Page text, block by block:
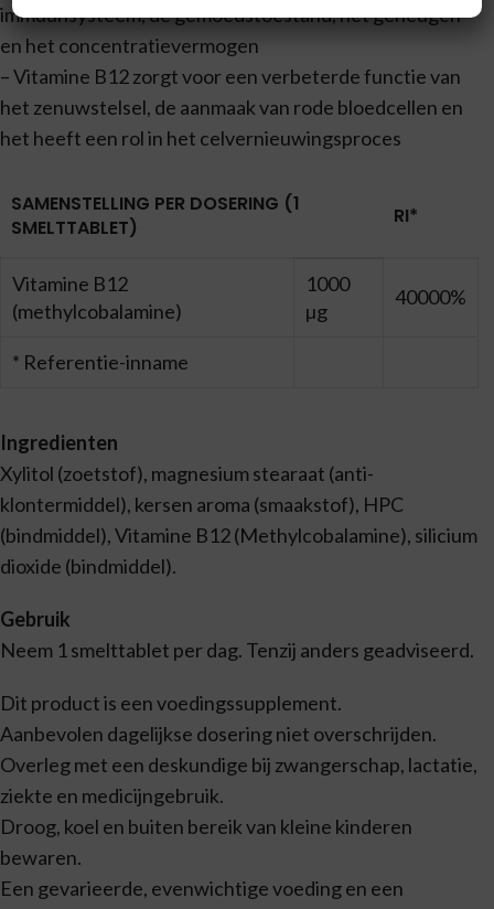
immuunsysteem, de gemoedstoestand, het geheugen
en het concentratievermogen
– Vitamine B12 zorgt voor een verbeterde functie van
het zenuwstelsel, de aanmaak van rode bloedcellen en
het heeft een rol in het celvernieuwingsproces
SAMENSTELLING PER DOSERING (1
SMELTTABLET)
RI*
Vitamine B12
(methylcobalamine)
1000
µg
40000%
* Referentie-inname
Ingredienten
Xylitol (zoetstof), magnesium stearaat (anti-
klontermiddel), kersen aroma (smaakstof), HPC
(bindmiddel), Vitamine B12 (Methylcobalamine), silicium
dioxide (bindmiddel).
Gebruik
Neem 1 smelttablet per dag. Tenzij anders geadviseerd.
Dit product is een voedingssupplement.
Aanbevolen dagelijkse dosering niet overschrijden.
Overleg met een deskundige bij zwangerschap, lactatie,
ziekte en medicijngebruik.
Droog, koel en buiten bereik van kleine kinderen
bewaren.
Een gevarieerde, evenwichtige voeding en een